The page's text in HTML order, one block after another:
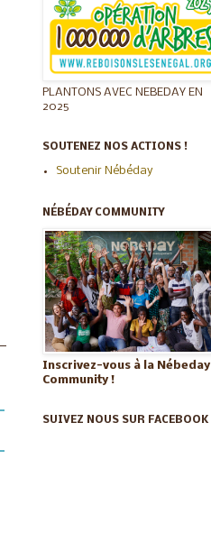
PLANTONS AVEC NEBEDAY EN
2025
SOUTENEZ NOS ACTIONS !
Soutenir Nébéday
NÉBÉDAY COMMUNITY
Inscrivez-vous à la Nébeday
Community !
SUIVEZ NOUS SUR FACEBOOK